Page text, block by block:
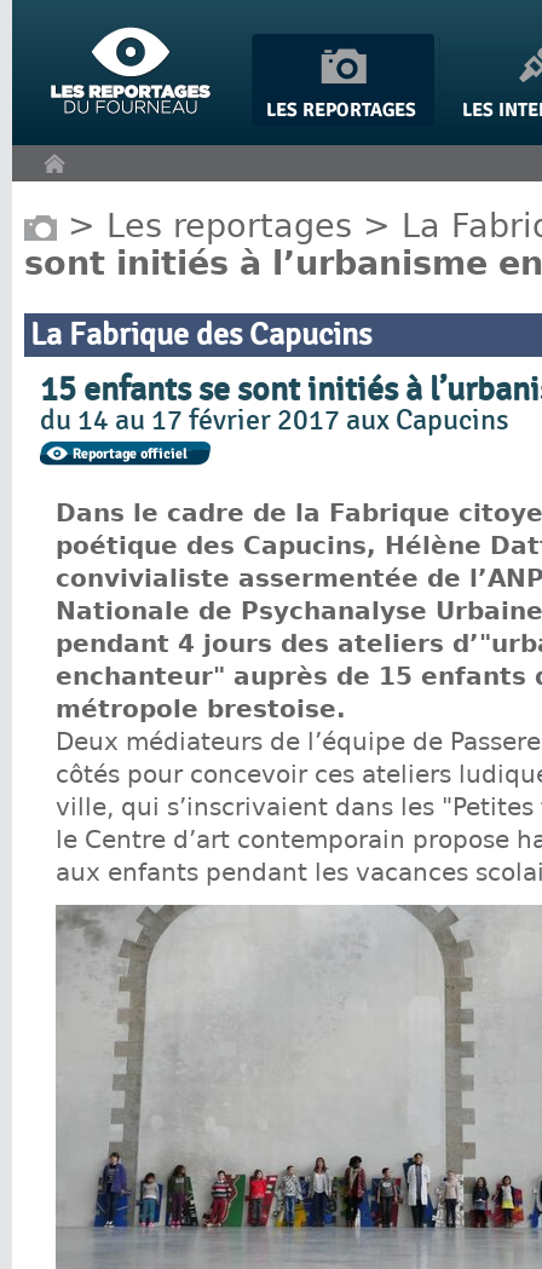
> Les reportages > La
sont initiés à l’urbanisme
La Fabrique des Capucins
15 enfants se sont initiés à
du 14 au 17 février 2017 aux Capucins
Dans le cadre de la Fabrique
poétique des Capucins, Hélène
convivialiste assermentée de
Nationale de Psychanalyse
pendant 4 jours des ateliers
enchanteur" auprès de 15 enfants
métropole brestoise.
Deux médiateurs de l’équipe de
côtés pour concevoir ces ateliers
ville, qui s’inscrivaient dans les
le Centre d’art contemporain propose
aux enfants pendant les vacances